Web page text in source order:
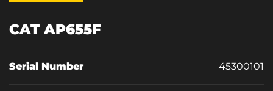
CAT AP655F
Serial Number 45300101